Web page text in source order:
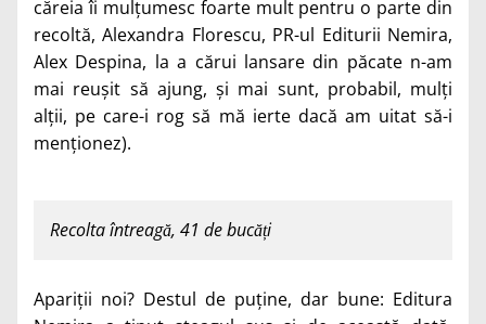
căreia îi mulțumesc foarte mult pentru o parte din
recoltă, Alexandra Florescu, PR-ul Editurii Nemira,
Alex Despina, la a cărui lansare din păcate n-am
mai reușit să ajung, și mai sunt, probabil, mulți
alții, pe care-i rog să mă ierte dacă am uitat să-i
menționez).
Recolta întreagă, 41 de bucăți
Apariții noi? Destul de puține, dar bune: Editura